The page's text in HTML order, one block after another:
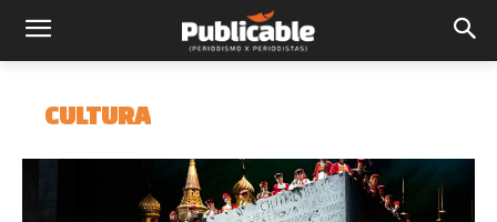
CULTURA